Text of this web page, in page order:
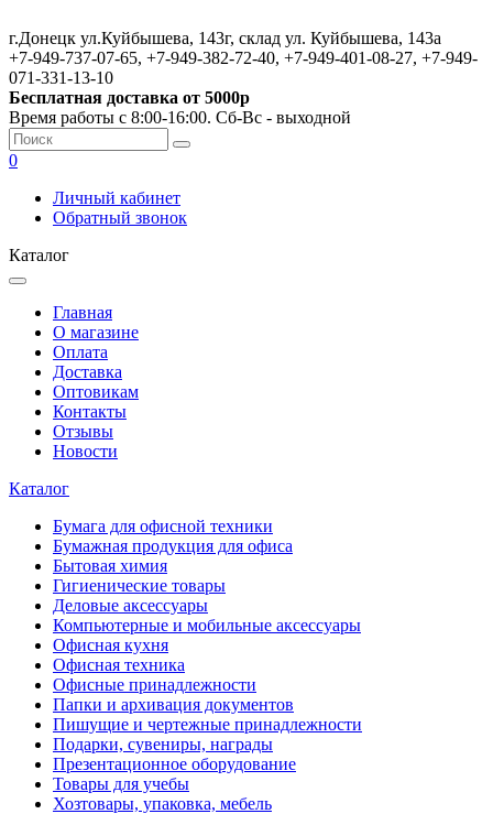
г.Донецк ул.Куйбышева, 143г, склад ул. Куйбышева, 143а
+7-949-737-07-65, +7-949-382-72-40, +7-949-401-08-27, +7-949-
071-331-13-10
Бесплатная доставка от 5000р
Время работы с 8:00-16:00. Сб-Вс - выходной
0
Личный кабинет
Обратный звонок
Каталог
Главная
О магазине
Оплата
Доставка
Оптовикам
Контакты
Отзывы
Новости
Каталог
Бумага для офисной техники
Бумажная продукция для офиса
Бытовая химия
Гигиенические товары
Деловые аксессуары
Компьютерные и мобильные аксессуары
Офисная кухня
Офисная техника
Офисные принадлежности
Папки и архивация документов
Пишущие и чертежные принадлежности
Подарки, сувениры, награды
Презентационное оборудование
Товары для учебы
Хозтовары, упаковка, мебель